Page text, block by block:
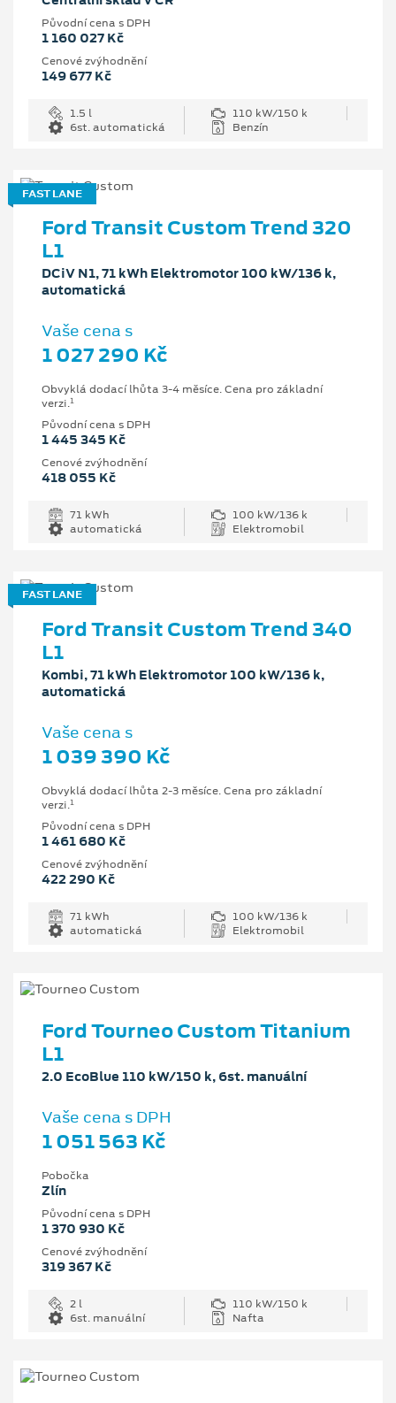
Původní cena s DPH
1 160 027 Kč
Cenové zvýhodnění
149 677 Kč
1.5 l
110 kW/150 k
6st. automatická
Benzín
FAST LANE
Ford Transit Custom Trend 320
L1
DCiV N1, 71 kWh Elektromotor 100 kW/136 k,
automatická
Vaše cena s
1 027 290 Kč
Obvyklá dodací lhůta 3-4 měsíce. Cena pro základní
verzi.1
Původní cena s DPH
1 445 345 Kč
Cenové zvýhodnění
418 055 Kč
71 kWh
100 kW/136 k
automatická
Elektromobil
FAST LANE
Ford Transit Custom Trend 340
L1
Kombi, 71 kWh Elektromotor 100 kW/136 k,
automatická
Vaše cena s
1 039 390 Kč
Obvyklá dodací lhůta 2-3 měsíce. Cena pro základní
verzi.1
Původní cena s DPH
1 461 680 Kč
Cenové zvýhodnění
422 290 Kč
71 kWh
100 kW/136 k
automatická
Elektromobil
Ford Tourneo Custom Titanium
L1
2.0 EcoBlue 110 kW/150 k, 6st. manuální
Vaše cena s DPH
1 051 563 Kč
Pobočka
Zlín
Původní cena s DPH
1 370 930 Kč
Cenové zvýhodnění
319 367 Kč
2 l
110 kW/150 k
6st. manuální
Nafta